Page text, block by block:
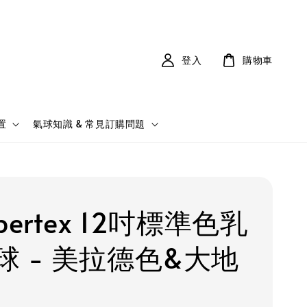
氣球知識 & 常見訂購問題
登入 購物車
12吋標準色乳
- 美拉德色&大地